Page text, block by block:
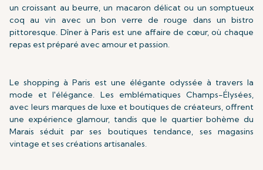
un croissant au beurre, un macaron délicat ou un somptueux
coq au vin avec un bon verre de rouge dans un bistro
pittoresque. Dîner à Paris est une affaire de cœur, où chaque
repas est préparé avec amour et passion.
Le shopping à Paris est une élégante odyssée à travers la
mode et l'élégance. Les emblématiques Champs-Élysées,
avec leurs marques de luxe et boutiques de créateurs, offrent
une expérience glamour, tandis que le quartier bohème du
Marais séduit par ses boutiques tendance, ses magasins
vintage et ses créations artisanales.